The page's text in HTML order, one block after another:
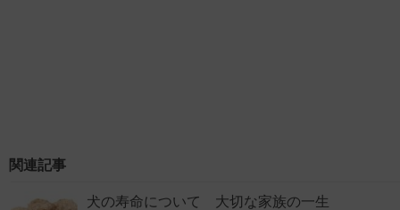
関連記事
犬の寿命について 大切な家族の一生